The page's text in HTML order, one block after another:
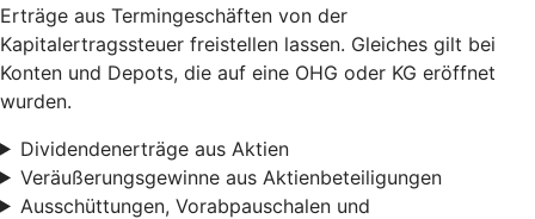
Erträge aus Termingeschäften von der
Kapitalertragssteuer freistellen lassen. Gleiches gilt bei
Konten und Depots, die auf eine OHG oder KG eröffnet
wurden.
Dividendenerträge aus Aktien
Veräußerungsgewinne aus Aktienbeteiligungen
Ausschüttungen, Vorabpauschalen und